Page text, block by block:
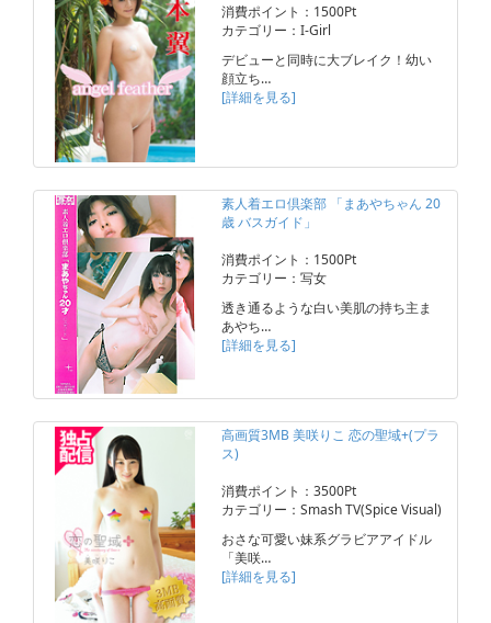
消費ポイント：1500Pt
カテゴリー：I-Girl
デビューと同時に大ブレイク！幼い
顔立ち…
[詳細を見る]
素人着エロ倶楽部 「まあやちゃん 20
歳 バスガイド」
消費ポイント：1500Pt
カテゴリー：写女
透き通るような白い美肌の持ち主ま
あやち…
[詳細を見る]
高画質3MB 美咲りこ 恋の聖域+(プラ
ス)
消費ポイント：3500Pt
カテゴリー：Smash TV(Spice Visual)
おさな可愛い妹系グラビアアイドル
「美咲…
[詳細を見る]